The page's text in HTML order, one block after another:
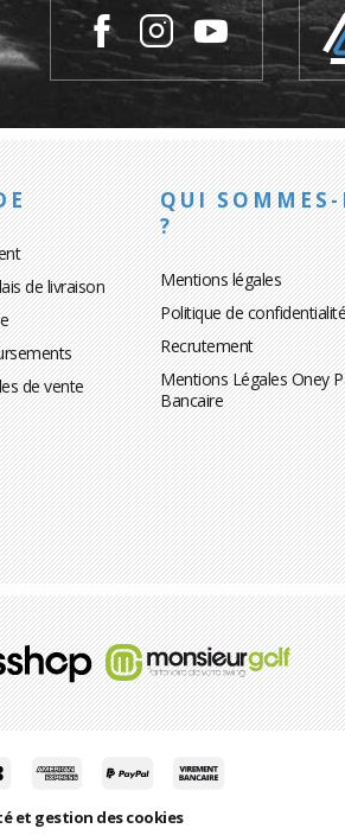
de livraison
de vente
QUI
?
Mentions légales
Politique de
Recrutement
Mentions Légales Oney
Bancaire
et gestion des cookies